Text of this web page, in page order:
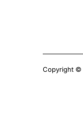
Copyright ©